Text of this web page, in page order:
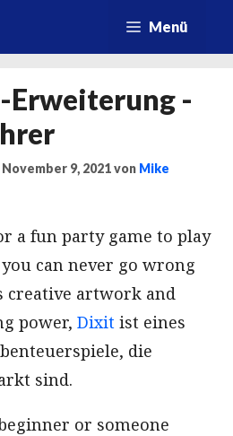
Menü
Erweiterung -
9, 2021von Mike
a fun party game to play
can never go wrong
artwork and
power, Dixit ist eines
die
sind.
or someone